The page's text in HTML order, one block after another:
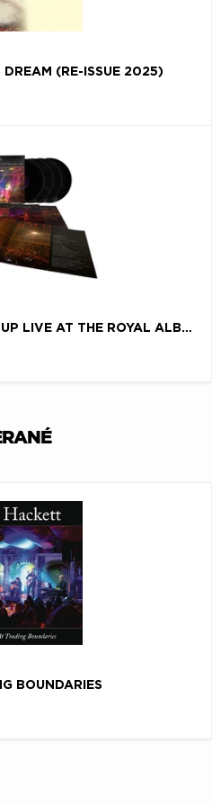
DREAM (RE-ISSUE 2025)
VINYL THE LAMB STANDS UP LIVE AT THE ROYAL ALBERT HALL
BOUNDARIES